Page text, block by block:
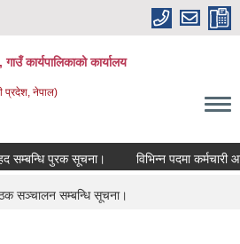
गाउँ कार्यपालिकाको कार्यालय
प्रदेश, नेपाल)
पुरक सूचना। विभिन्न पदमा कर्मचारी
सञ्चालन सम्बन्धि सूचना।